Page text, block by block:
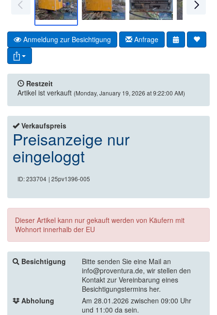
Anmeldung zur Besichtigung Anfrage
Restzeit
Artikel ist verkauft (Monday, January 19, 2026 at 9:22:00 AM)
Verkaufspreis
Preisanzeige nur
eingeloggt
ID: 233704 | 25pv1396-005
Dieser Artikel kann nur gekauft werden von Käufern mit
Wohnort innerhalb der EU
Besichtigung
Bitte senden Sie eine Mail an
info@proventura.de, wir stellen den
Kontakt zur Vereinbarung eines
Besichtigungstermins her.
Abholung
Am 28.01.2026 zwischen 09:00 Uhr
und 11:00 da sein.